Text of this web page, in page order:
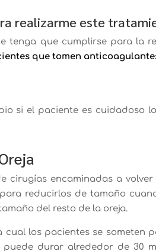
realizarme este
tenga que cumplirse para la
que tomen
si el paciente es cuidadoso
cirugías encaminadas a
reducirlos de tamaño
del resto de la oreja.
los pacientes se someten
durar alrededor de 30